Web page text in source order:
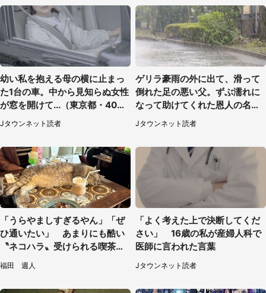
幼い私を抱える母の横に止まっ
た1台の車。中から見知らぬ女性
が窓を開けて...（東京都・40代
Jタウンネット読者
ゲリラ豪雨の外に出て、滑って
倒れた足の悪い父。ずぶ濡れに
なって助けてくれた恩人の名前
Jタウンネット読者
「うらやましすぎるやん」「ぜ
ひ通いたい」 あまりにも酷い
〝ネコハラ〟受けられる喫茶店
に5.3万人驚がく
福田 週人
「よく考えた上で決断してくだ
さい」 16歳の私が産婦人科で
医師に言われた言葉
Jタウンネット読者